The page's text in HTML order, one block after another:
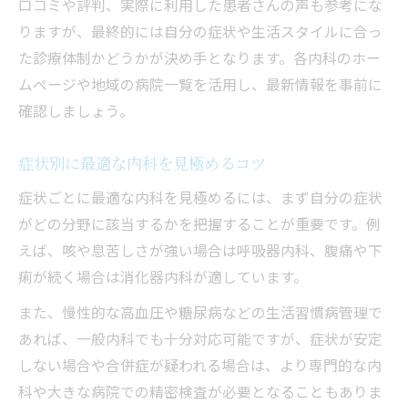
口コミや評判、実際に利用した患者さんの声も参考にな
りますが、最終的には自分の症状や生活スタイルに合っ
た診療体制かどうかが決め手となります。各内科のホー
ムページや地域の病院一覧を活用し、最新情報を事前に
確認しましょう。
症状別に最適な内科を見極めるコツ
症状ごとに最適な内科を見極めるには、まず自分の症状
がどの分野に該当するかを把握することが重要です。例
えば、咳や息苦しさが強い場合は呼吸器内科、腹痛や下
痢が続く場合は消化器内科が適しています。
また、慢性的な高血圧や糖尿病などの生活習慣病管理で
あれば、一般内科でも十分対応可能ですが、症状が安定
しない場合や合併症が疑われる場合は、より専門的な内
科や大きな病院での精密検査が必要となることもありま